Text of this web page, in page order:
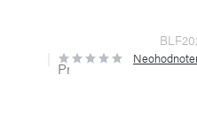
Priemerné
hodnotenie